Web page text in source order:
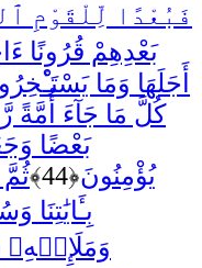
فَبُعْدًا لِّلْقَوْمِ
بَعْدِهِمْ قُرُونًا
أَجَلَهَا وَمَا
كُلَّ مَا جَآءَ أُمَّةً
بَعْضًا
يُؤْمِنُونَ﴿44﴾
بِـَٔايَٰتِنَا
وَمَلَإِي۟هِۦ